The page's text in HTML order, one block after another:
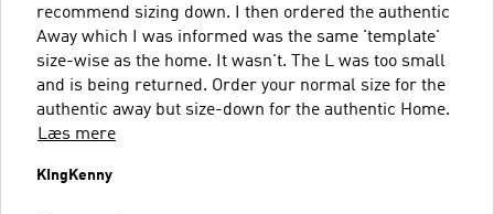
recommend sizing down. I then ordered the authentic
Away which I was informed was the same 'template'
size-wise as the home. It wasn't. The L was too small
and is being returned. Order your normal size for the
authentic away but size-down for the authentic Home.
Læs mere
KIngKenny